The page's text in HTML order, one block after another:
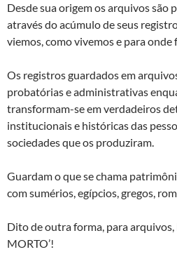
Desde sua origem os arquivos são
através do acúmulo de seus
viemos, como vivemos e para onde
Os registros guardados em
probatórias e administrativas
transformam-se em verdadeiros
institucionais e históricas das
sociedades que os produziram.
Guardam o que se chama
com sumérios, egípcios, gregos,
Dito de outra forma, para arquivos,
MORTO’!